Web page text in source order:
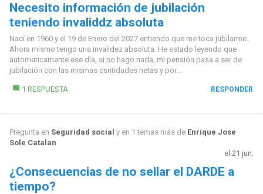
Necesito información de jubilación
teniendo invaliddz absoluta
Nací en 1960 y el 19 de Enero del 2027 entiendo que me toca jubilarme.
Ahora mismo tengo una invalidez absoluta. He estado leyendo que
automaticamente ese día, si no hago nada, mi pensión pasa a ser de
jubilación con las mismas csntidades netas y por...
1 RESPUESTA RESPONDER
Pregunta en Seguridad social y en 1 temas más de Enrique Jose
Sole Catalan
el 21 jun.
¿Consecuencias de no sellar el DARDE a
tiempo?